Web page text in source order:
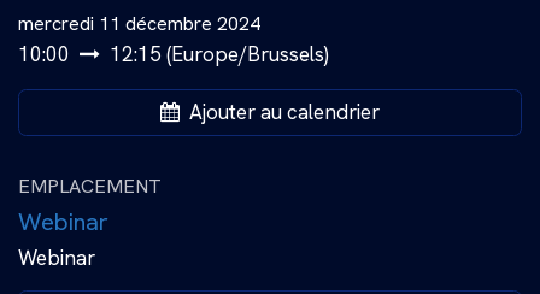
mercredi 11 décembre 2024
10:00 12:15(Europe/Brussels)
Ajouter au calendrier
EMPLACEMENT
Webinar
Webinar